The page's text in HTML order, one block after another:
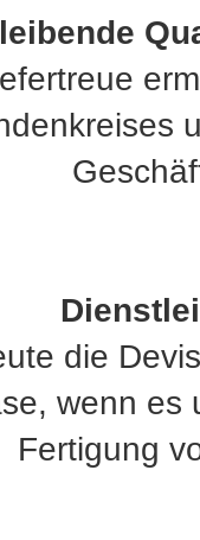
die
wenn
Fertigung